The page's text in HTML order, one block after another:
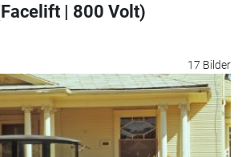
| 800 Volt)
17 Bilder